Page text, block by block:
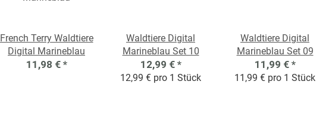
French Terry Waldtiere
Digital Marineblau
11,98 € *
Waldtiere Digital
Marineblau Set 10
12,99 € *
12,99 € pro 1 Stück
Waldtiere Digital
Marineblau Set 09
11,99 € *
11,99 € pro 1 Stück